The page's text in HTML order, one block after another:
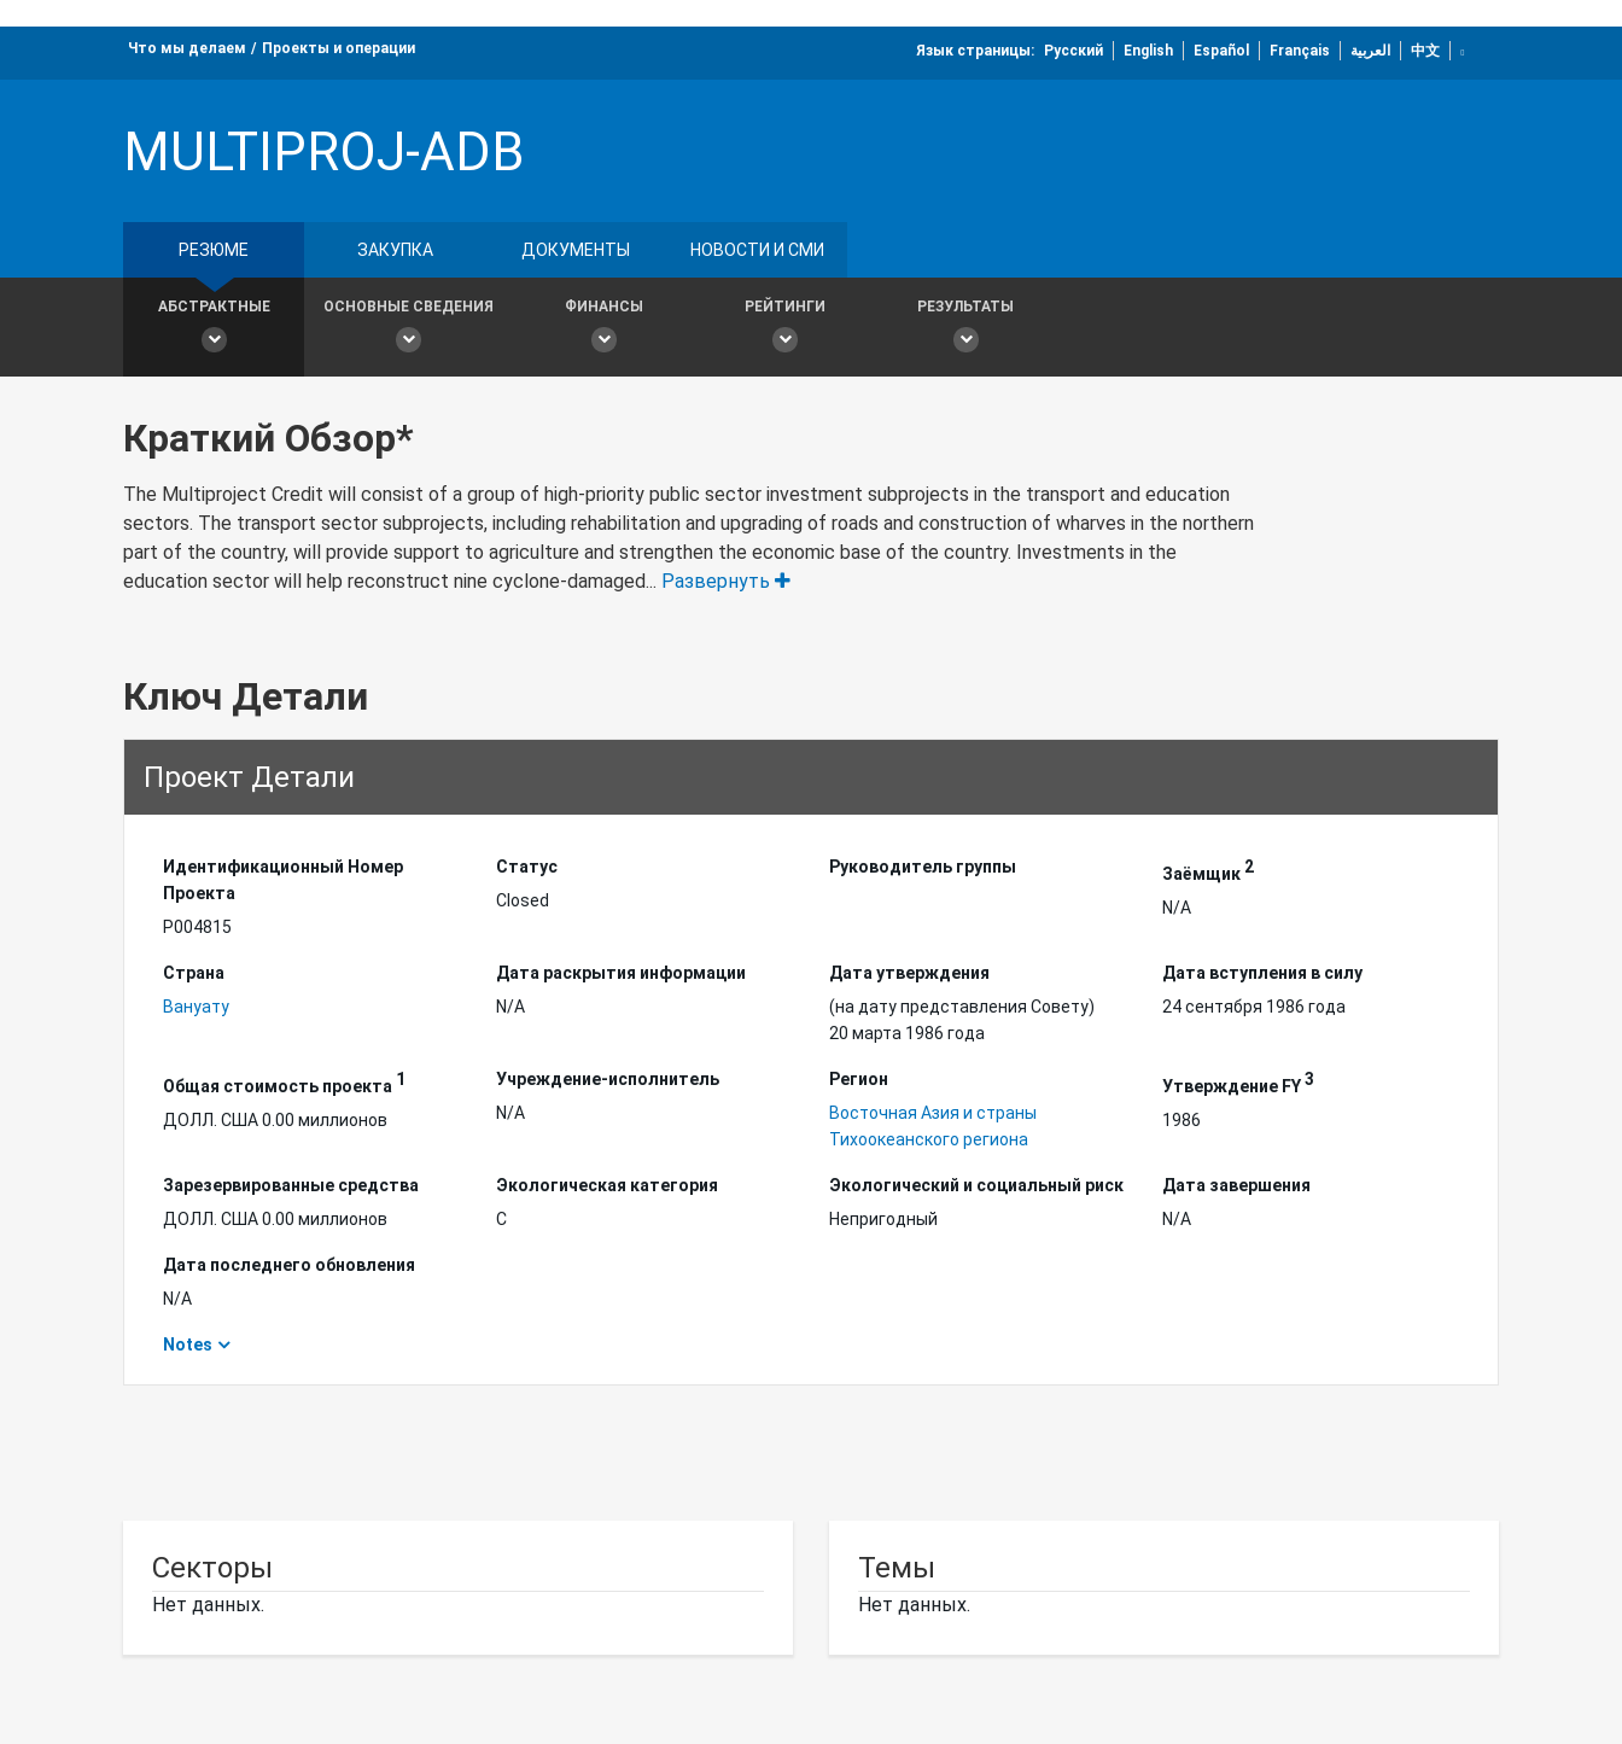
Что мы делаем Проекты и операции Язык страницы: Русский English Español Français العربية 中文
MULTIPROJ-ADB
РЕЗЮМЕ ЗАКУПКА ДОКУМЕНТЫ НОВОСТИ И СМИ
АБСТРАКТНЫЕ ОСНОВНЫЕ СВЕДЕНИЯ ФИНАНСЫ РЕЙТИНГИ РЕЗУЛЬТАТЫ
Краткий Обзор*
The Multiproject Credit will consist of a group of high-priority public sector investment subprojects in the transport and education
sectors. The transport sector subprojects, including rehabilitation and upgrading of roads and construction of wharves in the northern
part of the country, will provide support to agriculture and strengthen the economic base of the country. Investments in the
education sector will help reconstruct nine cyclone-damaged... Развернуть
Ключ Детали
Проект Детали
Идентификационный Hомер
Проекта
P004815
Статус
Closed
Руководитель группы Заёмщик 2
N/A
Страна
Вануату
Дата раскрытия информации
N/A
Дата утверждения
(на дату представления Совету)
20 марта 1986 года
Дата вступления в силу
24 сентября 1986 года
Общая стоимость проекта 1
ДОЛЛ. США 0.00 миллионов
Учреждение-исполнитель
N/A
Регион
Восточная Азия и страны
Тихоокеанского региона
Утверждение FY3
1986
Зарезервированные средства
ДОЛЛ. США 0.00 миллионов
Экологическая категория
C
Экологический и социальный риск
Непригодный
Дата завершения
N/A
Дата последнего обновления
N/A
Notes
Секторы
Нет данных.
Темы
Нет данных.